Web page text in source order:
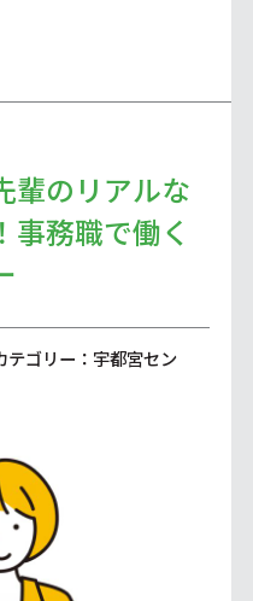
輩のリアルな
事務職で働く
テゴリー：宇都宮セン